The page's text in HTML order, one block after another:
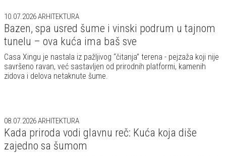
10.07.2026ARHITEKTURA
Bazen, spa usred šume i vinski podrum u tajnom
tunelu – ova kuća ima baš sve
Casa Xingu je nastala iz pažljivog “čitanja” terena - pejzaža koji nije
savršeno ravan, već sastavljen od prirodnih platformi, kamenih
zidova i delova netaknute šume.
08.07.2026ARHITEKTURA
Kada priroda vodi glavnu reč: Kuća koja diše
zajedno sa šumom